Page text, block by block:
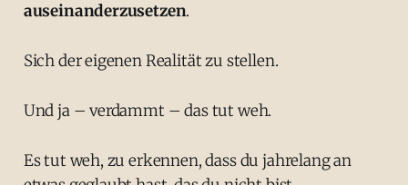
auseinanderzusetzen.
Sich der eigenen Realität zu stellen.
Und ja – verdammt – das tut weh.
Es tut weh, zu erkennen, dass du jahrelang an